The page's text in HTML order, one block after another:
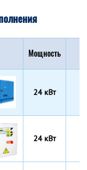
Мощность
24 кВт
24 кВт